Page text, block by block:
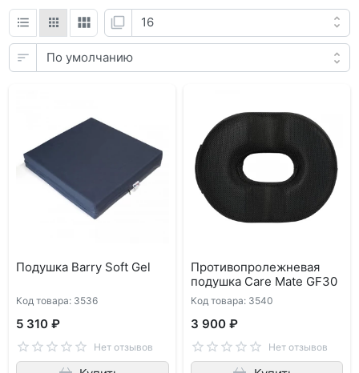
Подушка Barry Soft Gel
Код товара: 3536
5 310 ₽
Нет отзывов
Противопролежневая
подушка Care Mate GF30
Код товара: 3540
3 900 ₽
Нет отзывов